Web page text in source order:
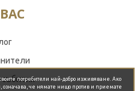
потребители най-добро изживяване. Ако
означава, че нямате нищо против и приемате